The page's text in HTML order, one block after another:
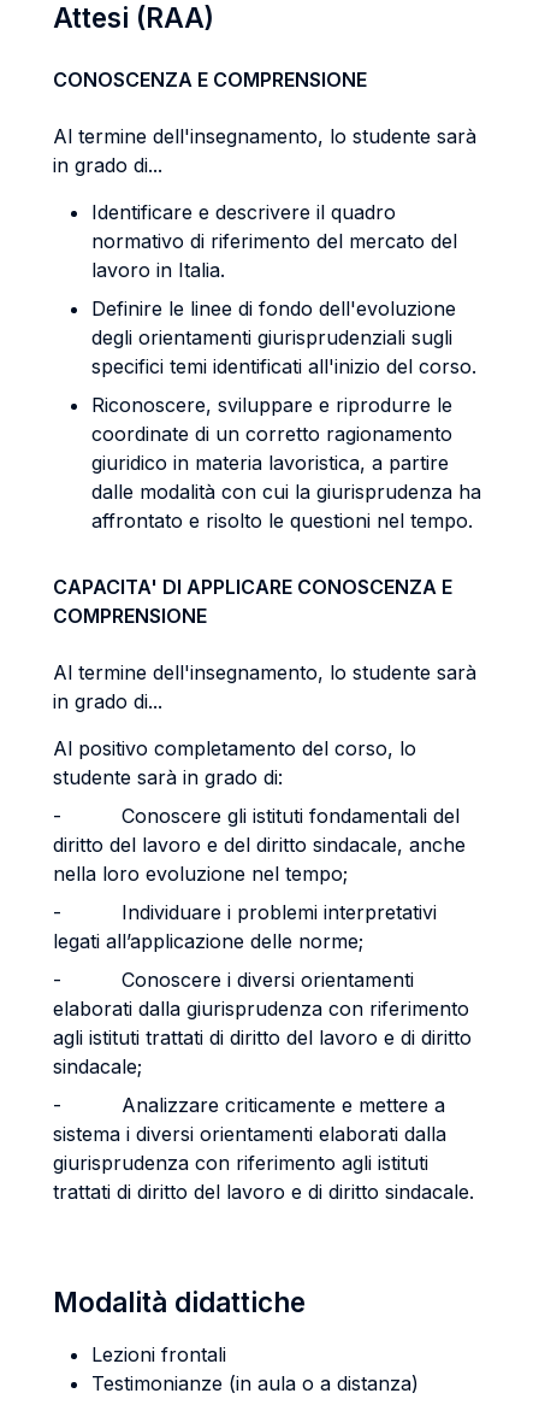
Attesi (RAA)
CONOSCENZA E COMPRENSIONE
Al termine dell'insegnamento, lo studente sarà
in grado di...
Identificare e descrivere il quadro
normativo di riferimento del mercato del
lavoro in Italia.
Definire le linee di fondo dell'evoluzione
degli orientamenti giurisprudenziali sugli
specifici temi identificati all'inizio del corso.
Riconoscere, sviluppare e riprodurre le
coordinate di un corretto ragionamento
giuridico in materia lavoristica, a partire
dalle modalità con cui la giurisprudenza ha
affrontato e risolto le questioni nel tempo.
CAPACITA' DI APPLICARE CONOSCENZA E
COMPRENSIONE
Al termine dell'insegnamento, lo studente sarà
in grado di...
Al positivo completamento del corso, lo
studente sarà in grado di:
- Conoscere gli istituti fondamentali del
diritto del lavoro e del diritto sindacale, anche
nella loro evoluzione nel tempo;
- Individuare i problemi interpretativi
legati all’applicazione delle norme;
- Conoscere i diversi orientamenti
elaborati dalla giurisprudenza con riferimento
agli istituti trattati di diritto del lavoro e di diritto
sindacale;
- Analizzare criticamente e mettere a
sistema i diversi orientamenti elaborati dalla
giurisprudenza con riferimento agli istituti
trattati di diritto del lavoro e di diritto sindacale.
Modalità didattiche
Lezioni frontali
Testimonianze (in aula o a distanza)